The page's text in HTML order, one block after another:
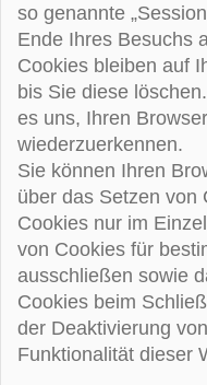
so genannte
Ende Ihres Besuchs
Cookies bleiben auf
bis Sie diese
es uns, Ihren
wiederzuerkennen.
Sie können Ihren
über das Setzen von
Cookies nur im
von Cookies für
ausschließen sowie
Cookies beim
der Deaktivierung
Funktionalität dieser